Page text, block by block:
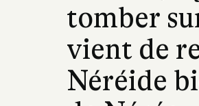
tomber
vient de
Néréide